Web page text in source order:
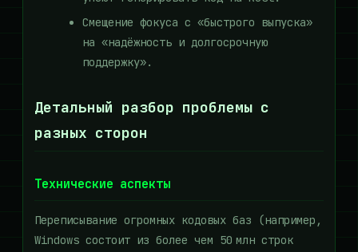
Смещение фокуса с «быстрого выпуска»
на «надёжность и долгосрочную
поддержку».
Детальный разбор проблемы с
разных сторон
Технические аспекты
Переписывание огромных кодовых баз (например,
Windows состоит из более чем 50 млн строк